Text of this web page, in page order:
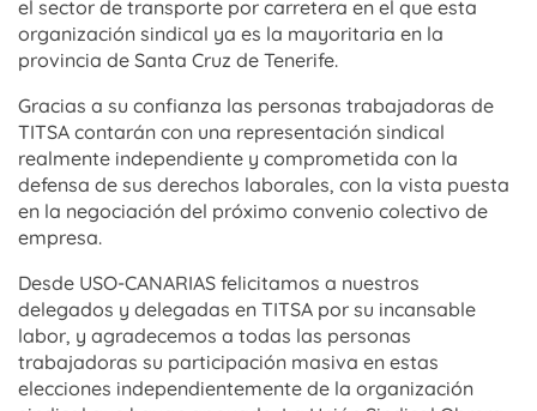
el sector de transporte por carretera en el que esta
organización sindical ya es la mayoritaria en la
provincia de Santa Cruz de Tenerife.
Gracias a su confianza las personas trabajadoras de
TITSA contarán con una representación sindical
realmente independiente y comprometida con la
defensa de sus derechos laborales, con la vista puesta
en la negociación del próximo convenio colectivo de
empresa.
Desde USO-CANARIAS felicitamos a nuestros
delegados y delegadas en TITSA por su incansable
labor, y agradecemos a todas las personas
trabajadoras su participación masiva en estas
elecciones independientemente de la organización